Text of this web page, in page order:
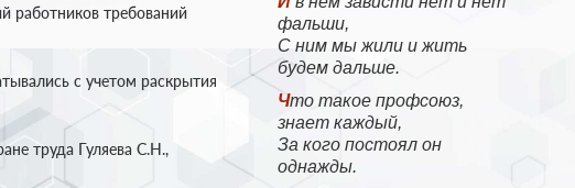
фальши,
С ним мы жили и жить
будем дальше.
Что такое профсоюз,
знает каждый,
За кого постоял он
однажды.
работников требований
с учетом раскрытия
труда Гуляева С.Н.,